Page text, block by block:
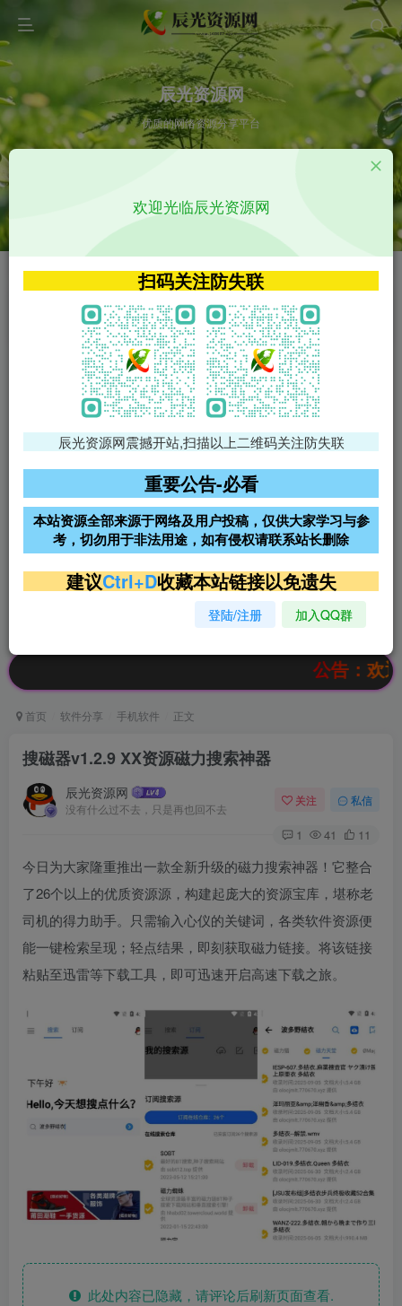
辰光资源网
优质的网络资源分享平台
VIP特权介绍 APP源码
VIP特权介绍
火
VIP特权介绍
影视源码
影视源码
免费领支付宝红包
腾讯轻量4核4G3M服务器38元/
阿里云2核2G200M服务器68元/
年
雨云高防免备案服务器
超低价文字广告位招租 超低价文字广告位招租
超低价文字广告位招租
公告：欢迎访
首页 软件分享 手机软件 正文
搜磁器v1.2.9 XX资源磁力搜索神器
辰光资源网
没有什么过不去，只是再也回不去
关注 私信
1 41 11
今日为大家隆重推出一款全新升级的磁力搜索神器！它整合
了26个以上的优质资源源，构建起庞大的资源宝库，堪称老
司机的得力助手。只需输入心仪的关键词，各类软件资源便
能一键检索呈现；轻点结果，即刻获取磁力链接。将该链接
粘贴至迅雷等下载工具，即可迅速开启高速下载之旅。
此处内容已隐藏，请评论后刷新页面查看.
欢迎光临辰光资源网
扫码关注防失联
辰光资源网震撼开站,扫描以上二维码关注防失联
重要公告-必看
本站资源全部来源于网络及用户投稿，仅供大家学习与参
考，切勿用于非法用途，如有侵权请联系站长删除
建议Ctrl+D收藏本站链接以免遗失
登陆/注册 加入QQ群